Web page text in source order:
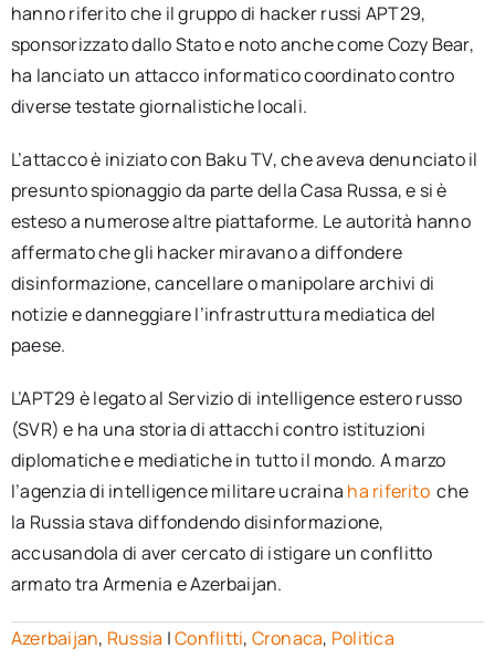
hanno riferito che il gruppo di hacker russi APT29,
sponsorizzato dallo Stato e noto anche come Cozy Bear,
ha lanciato un attacco informatico coordinato contro
diverse testate giornalistiche locali.
L’attacco è iniziato con Baku TV, che aveva denunciato il
presunto spionaggio da parte della Casa Russa, e si è
esteso a numerose altre piattaforme. Le autorità hanno
affermato che gli hacker miravano a diffondere
disinformazione, cancellare o manipolare archivi di
notizie e danneggiare l’infrastruttura mediatica del
paese.
L’APT29 è legato al Servizio di intelligence estero russo
(SVR) e ha una storia di attacchi contro istituzioni
diplomatiche e mediatiche in tutto il mondo. A marzo
l’agenzia di intelligence militare ucraina ha riferito che
la Russia stava diffondendo disinformazione,
accusandola di aver cercato di istigare un conflitto
armato tra Armenia e Azerbaijan.
Azerbaijan, Russia |Conflitti, Cronaca, Politica